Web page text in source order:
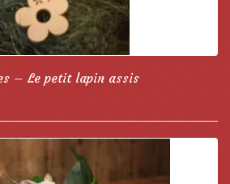
– Le petit lapin assis